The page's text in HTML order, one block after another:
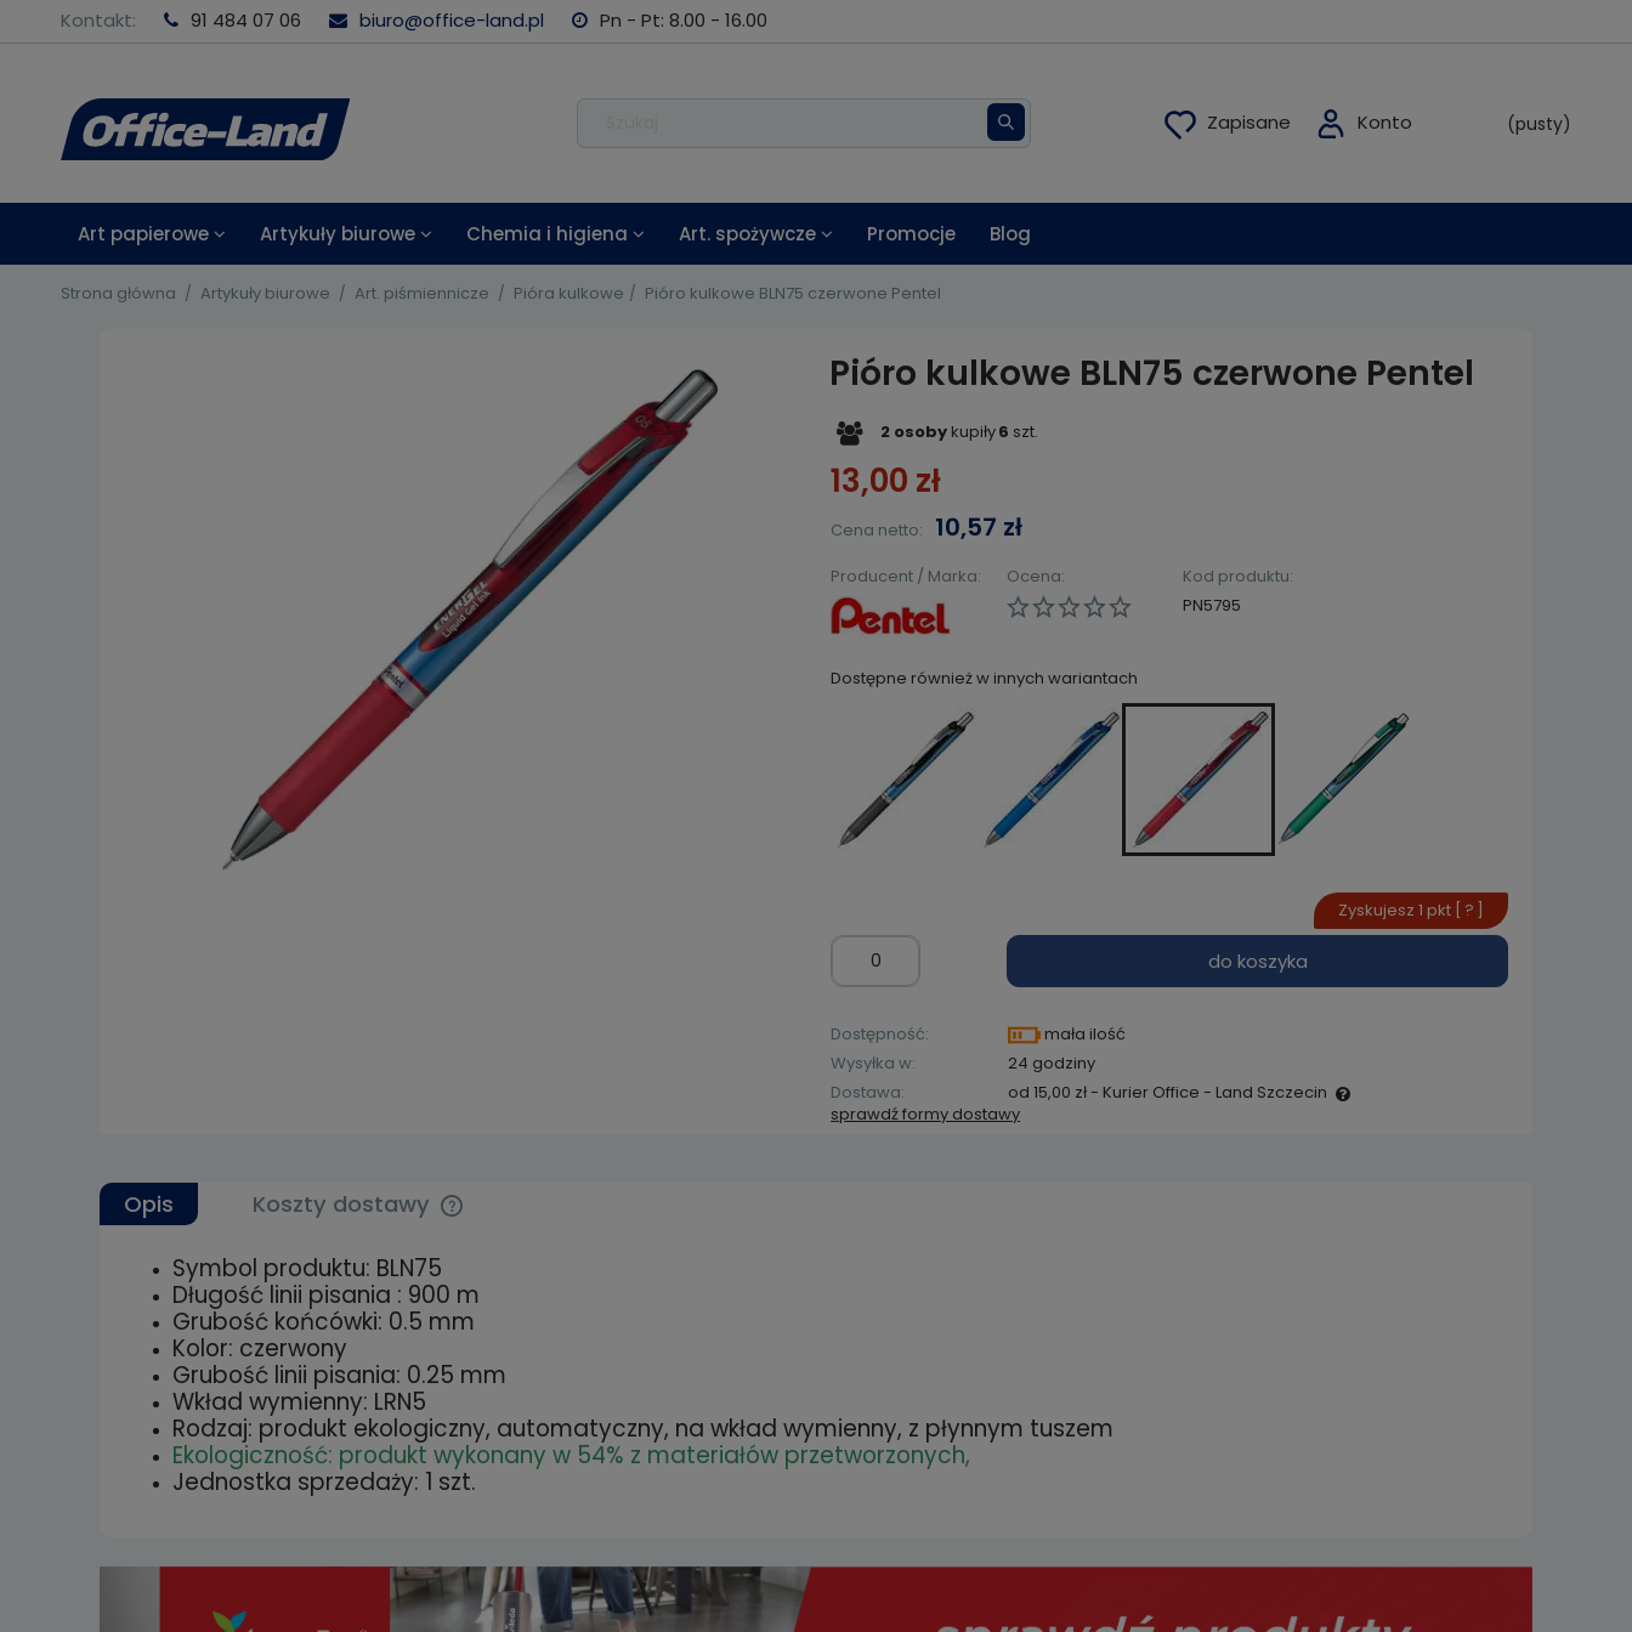
Kontakt: 91 484 07 06 biuro@office-land.pl Pn - Pt: 8.00 - 16.00
(pusty)
Art papierowe Artykuły biurowe Chemia i higiena Art. spożywcze Promocje Blog
Strona główna Artykuły biurowe Art. piśmiennicze Pióra kulkowe Pióro kulkowe BLN75 czerwone Pentel
Pióro kulkowe BLN75 czerwone Pentel
2 osoby kupiły6 szt.
13,00 zł
Cena netto: 10,57 zł
Ocena:
Producent / Marka:
Kod produktu:
PN5795
Dostępne również w innych wariantach
do koszyka
Zyskujesz 1 pkt [ ?
Dostępność:
mała ilość
Wysyłka w:
24 godziny
Dostawa:
od 15,00 zł- Kurier Office - Land Szczecin
sprawdź formy dostawy
Opis Koszty dostawy
kosztów płatności
Symbol produktu: BLN75
Długość linii pisania : 900 m
Grubość końcówki: 0.5 mm
Kolor: czerwony
Grubość linii pisania: 0.25 mm
Wkład wymienny: LRN5
Rodzaj: produkt ekologiczny, automatyczny, na wkład wymienny, z płynnym tuszem
Ekologiczność: produkt wykonany w 54% z materiałów przetworzonych,
Jednostka sprzedaży: 1 szt.